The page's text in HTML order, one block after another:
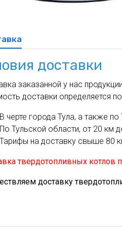
доставки
заказанной у нас
доставки определяется
В черте города Тула, а также
По Тульской области, от 20 км
Тарифы на доставку свыше 80
твердотопливных котлов
доставку
кондиционеров